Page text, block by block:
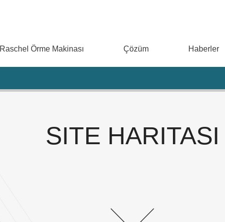
Raschel Örme Makinası Çözüm Haberler
SITE HARITASI